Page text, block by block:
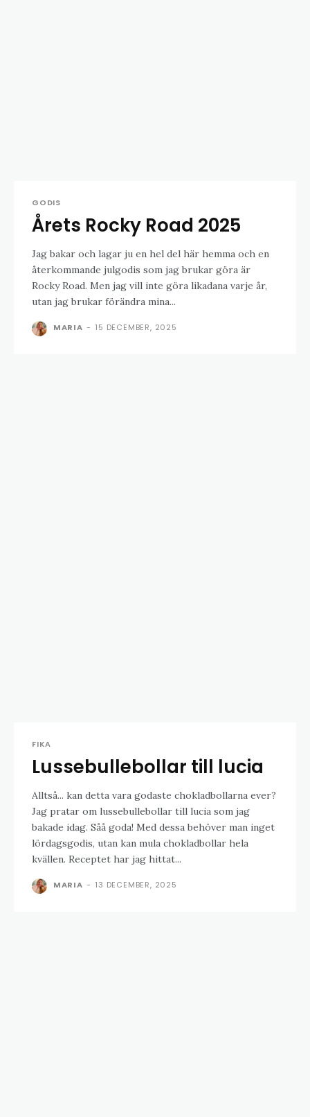
GODIS
Årets Rocky Road 2025
Jag bakar och lagar ju en hel del här hemma och en
återkommande julgodis som jag brukar göra är
Rocky Road. Men jag vill inte göra likadana varje år,
utan jag brukar förändra mina...
MARIA - 15 DECEMBER, 2025
FIKA
Lussebullebollar till lucia
Alltså... kan detta vara godaste chokladbollarna ever?
Jag pratar om lussebullebollar till lucia som jag
bakade idag. Såå goda! Med dessa behöver man inget
lördagsgodis, utan kan mula chokladbollar hela
kvällen. Receptet har jag hittat...
MARIA - 13 DECEMBER, 2025